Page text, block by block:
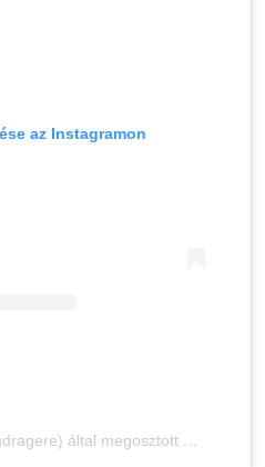
az Instagramon
által megosztott bejegyzés